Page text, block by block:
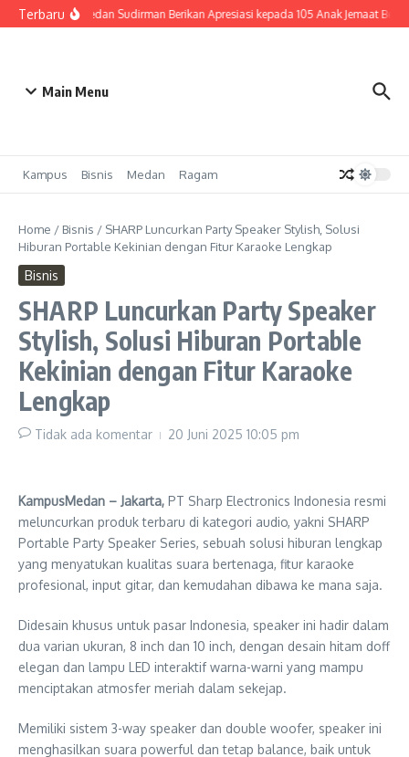
Lewati ke konten
TerbaruHKBP Medan Sudirman Berikan Apresiasi kepada 105 Anak Jemaat
Main Menu
Kampus Bisnis Medan Ragam
Home / Bisnis / SHARP Luncurkan Party Speaker Stylish, Solusi
Hiburan Portable Kekinian dengan Fitur Karaoke Lengkap
Bisnis
SHARP Luncurkan Party Speaker
Stylish, Solusi Hiburan Portable
Kekinian dengan Fitur Karaoke
Lengkap
Tidak ada komentar 20 Juni 2025 10:05 pm
KampusMedan – Jakarta, PT Sharp Electronics Indonesia resmi
meluncurkan produk terbaru di kategori audio, yakni SHARP
Portable Party Speaker Series, sebuah solusi hiburan lengkap
yang menyatukan kualitas suara bertenaga, fitur karaoke
profesional, input gitar, dan kemudahan dibawa ke mana saja.
Didesain khusus untuk pasar Indonesia, speaker ini hadir dalam
dua varian ukuran, 8 inch dan 10 inch, dengan desain hitam doff
elegan dan lampu LED interaktif warna-warni yang mampu
menciptakan atmosfer meriah dalam sekejap.
Memiliki sistem 3-way speaker dan double woofer, speaker ini
menghasilkan suara powerful dan tetap balance, baik untuk